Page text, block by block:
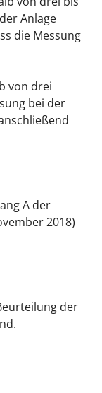
Anlage
die Messung
von drei
bei der
A der
2018)
der